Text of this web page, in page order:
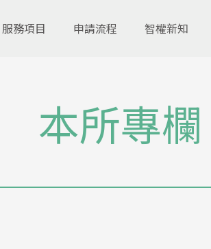
服務項目 申請流程 智權新知
本所專欄